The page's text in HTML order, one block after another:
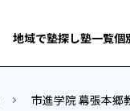
地域で塾探し塾一覧個
市進学院 幕張本郷